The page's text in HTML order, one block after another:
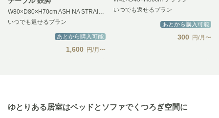
いつでも返せるプラン
あとから購入可能
1,600 円/月〜
いつでも返せるプラン
あとから購入可能
300 円/月〜
ゆとりある居室はベッドとソファでくつろぎ空間に